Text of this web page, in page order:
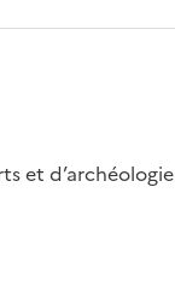
et d’archéologie